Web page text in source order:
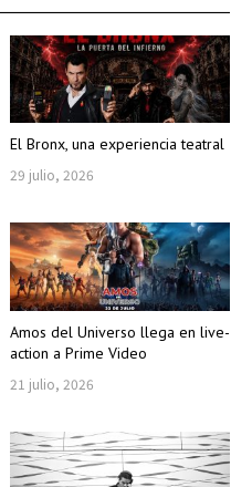
El Bronx, una experiencia teatral
29 julio, 2026
Amos del Universo llega en live-
action a Prime Video
21 julio, 2026